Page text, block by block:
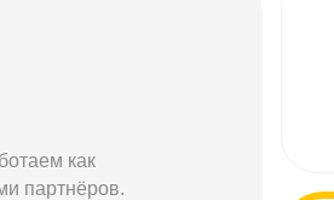
как
партнёров.